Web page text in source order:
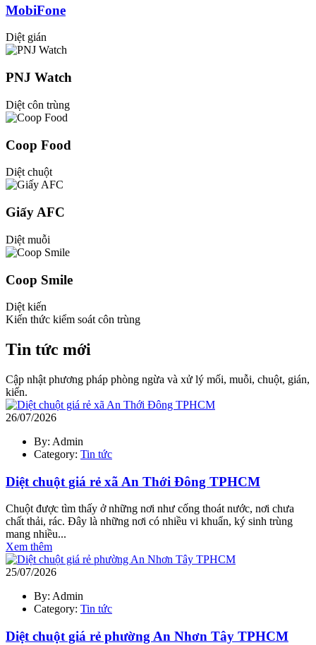
MobiFone
Diệt gián
PNJ Watch
Diệt côn trùng
Coop Food
Diệt chuột
Giấy AFC
Diệt muỗi
Coop Smile
Diệt kiến
Kiến thức kiểm soát côn trùng
Tin tức mới
Cập nhật phương pháp phòng ngừa và xử lý mối, muỗi, chuột, gián,
kiến.
26/07/2026
By: Admin
Category: Tin tức
Diệt chuột giá rẻ xã An Thới Đông TPHCM
Chuột được tìm thấy ở những nơi như cống thoát nước, nơi chưa
chất thải, rác. Đây là những nơi có nhiều vi khuẩn, ký sinh trùng
mang nhiều...
Xem thêm
25/07/2026
By: Admin
Category: Tin tức
Diệt chuột giá rẻ phường An Nhơn Tây TPHCM